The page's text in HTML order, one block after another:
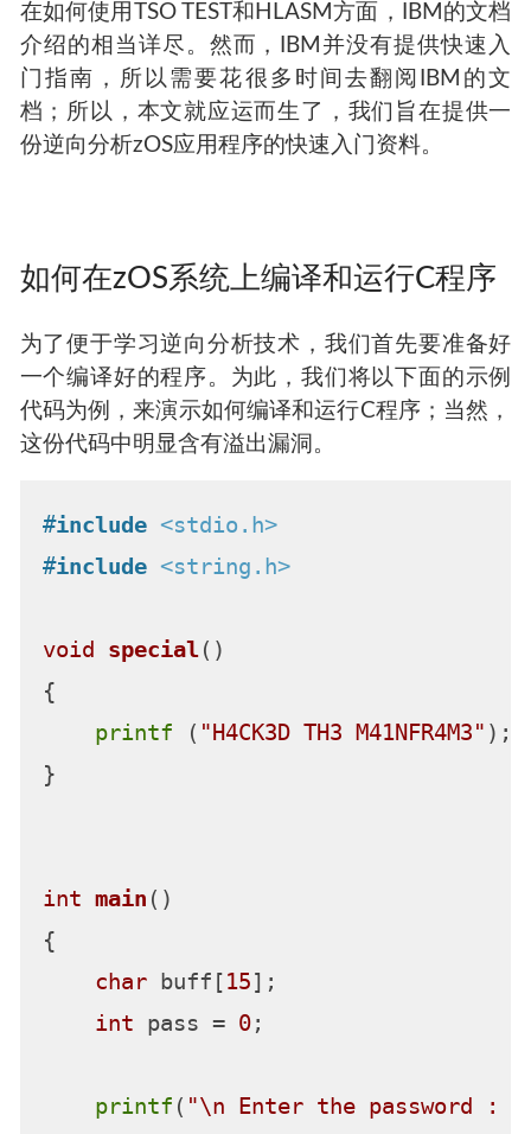
在如何使用TSO TEST和HLASM方面，IBM的文档
介绍的相当详尽。然而，IBM并没有提供快速入
门指南，所以需要花很多时间去翻阅IBM的文
档；所以，本文就应运而生了，我们旨在提供一
份逆向分析zOS应用程序的快速入门资料。
如何在zOS系统上编译和运行C程序
为了便于学习逆向分析技术，我们首先要准备好
一个编译好的程序。为此，我们将以下面的示例
代码为例，来演示如何编译和运行C程序；当然，
这份代码中明显含有溢出漏洞。
#include <stdio.h>
#include <string.h>
void special()
{
printf ( "H4CK3D TH3 M41NFR4M3" );
}
int main ()
{
char buff[15];
int pass = 0;
printf ( "\n Enter the password :